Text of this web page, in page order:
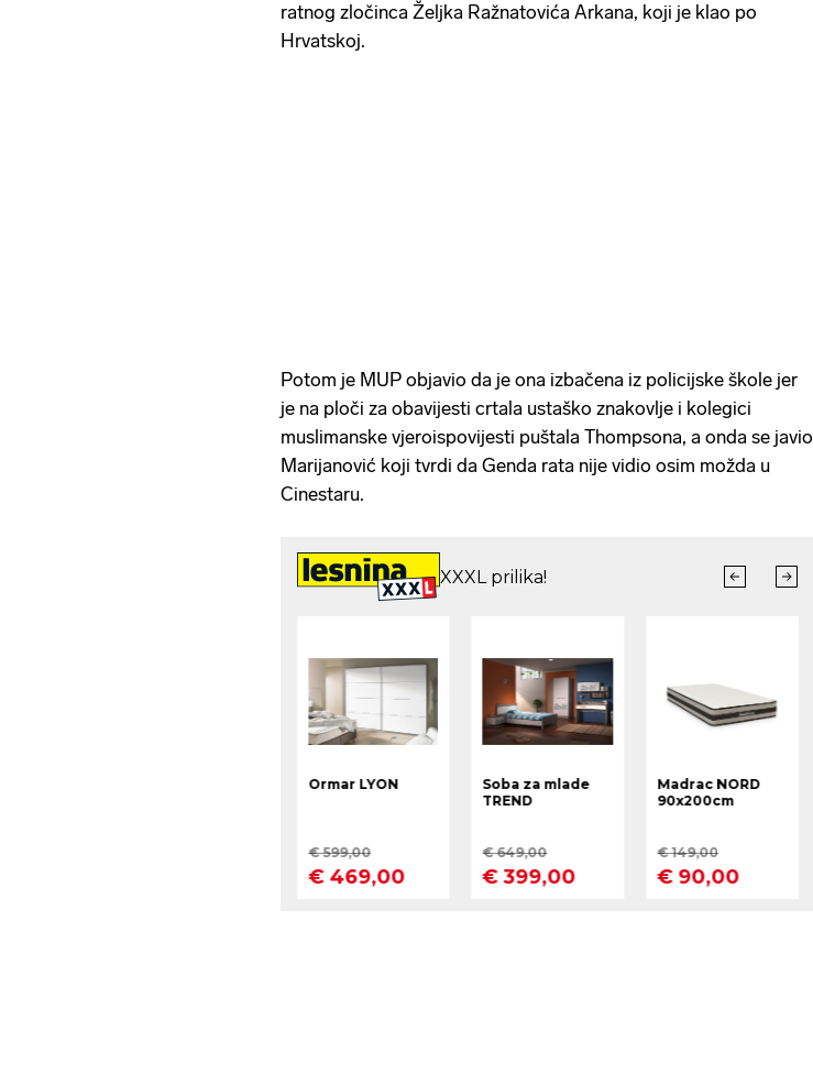
ratnog zločinca Željka Ražnatovića Arkana, koji je klao po
Hrvatskoj.
Potom je MUP objavio da je ona izbačena iz policijske škole jer
je na ploči za obavijesti crtala ustaško znakovlje i kolegici
muslimanske vjeroispovijesti puštala Thompsona, a onda se javio
Marijanović koji tvrdi da Genda rata nije vidio osim možda u
Cinestaru.